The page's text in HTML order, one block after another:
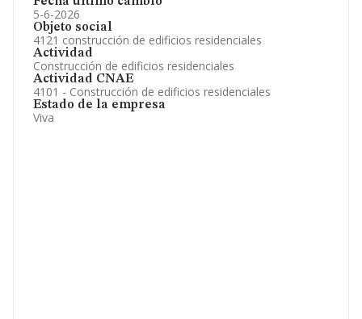
5-6-2026
Objeto social
4121 construcción de edificios residenciales
Actividad
Construcción de edificios residenciales
Actividad CNAE
4101 - Construcción de edificios residenciales
Estado de la empresa
Viva